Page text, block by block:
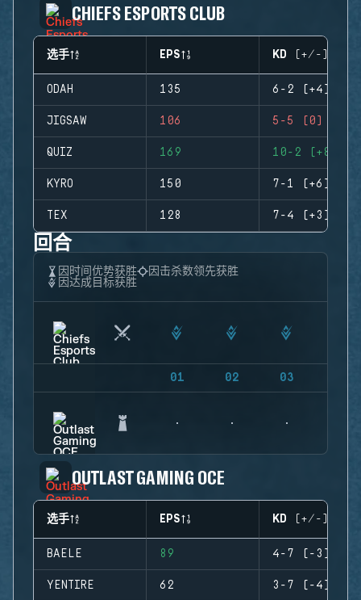
CHIEFS ESPORTS CLUB
选手 EPS KD (+/-)
ODAH 135 6-2 (+4)
JIGSAW 106 5-5 (0)
QUIZ 169 10-2 (+8)
KYRO 150 7-1 (+6)
TEX 128 7-4 (+3)
回合
因时间优势获胜
因击杀数领先获胜
因达成目标获胜
01 02 03
OUTLAST GAMING OCE
选手 EPS KD (+/-)
BAELE 89 4-7 (-3)
YENTIRE 62 3-7 (-4)